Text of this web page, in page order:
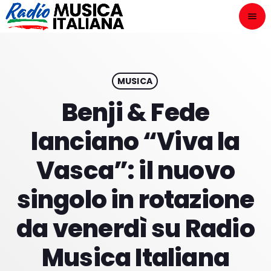
menu
HOME
NOVITÀ DISCOGRAFICHE
I PROGRAMMI
MUSICA
Benji & Fede
lanciano “Viva la
Vasca”: il nuovo
singolo in rotazione
da venerdì su Radio
Musica Italiana